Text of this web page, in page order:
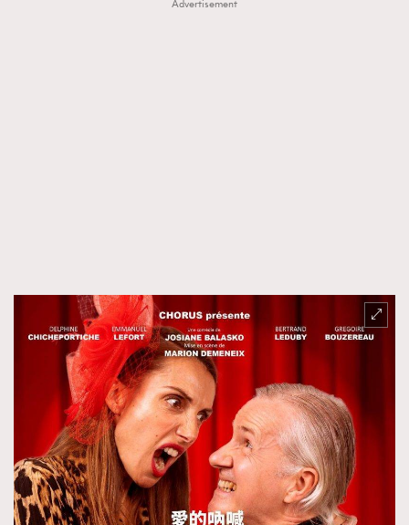
Advertisement